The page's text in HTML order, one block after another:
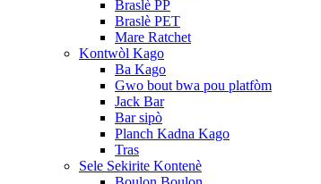
Braslè PP
Braslè PET
Mare Ratchet
Kontwòl Kago
Ba Kago
Gwo bout bwa pou platfòm
Jack Bar
Bar sipò
Planch Kadna Kago
Tras
Sele Sekirite Kontenè